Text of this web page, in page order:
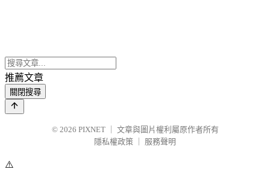
推薦文章
關閉搜尋
© 2026 PIXNET
文章與圖片權利屬原作者所有
隱私權政策
服務聲明
⚠️